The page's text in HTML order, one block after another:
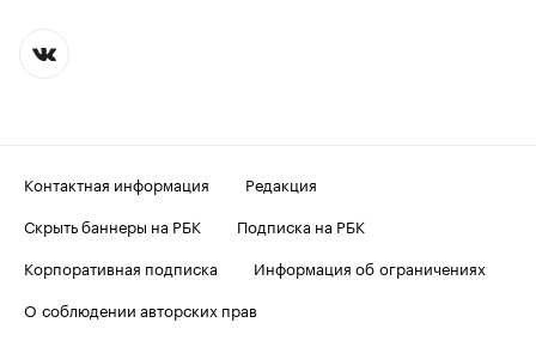
Контактная информация
Редакция
Скрыть баннеры на РБК
Подписка на РБК
Корпоративная подписка
Информация об ограничениях
О соблюдении авторских прав